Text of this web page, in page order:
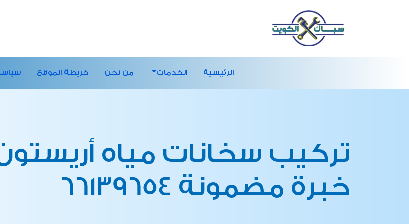
الرئيسية الخدمات من نحن خريطة الموقع
تركيب سخانات مياه
خبرة مضمونة 66139654